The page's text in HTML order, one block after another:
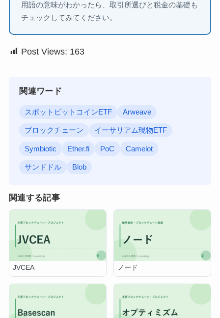
用語の意味がわかったら、取引所選びと税金の基礎も
チェックしてみてください。
Post Views: 163
関連ワード
スポットビットコインETF Arweave
ブロックチェーン イーサリアム現物ETF
Symbiotic Ether.fi PoC Camelot
サンドドル Blob
関連する記事
JVCEA ノード